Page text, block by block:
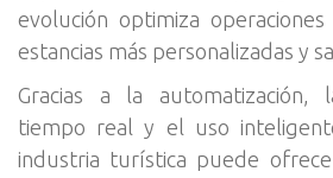
evolución optimiza
estancias más personalizadas y
Gracias a la automatización,
tiempo real y el uso
industria turística puede